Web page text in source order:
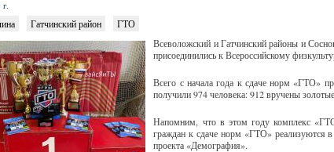
Гатчинский район
ГТО
Всеволожский и Гатчинский районы и
присоединились к Всероссийскому
Всего с начала года к сдаче норм «ГТО»
получили 974 человека: 912 вручены
Напомним, что в этом году комплекс
граждан к сдаче норм «ГТО» реализуются
проекта «Демография».